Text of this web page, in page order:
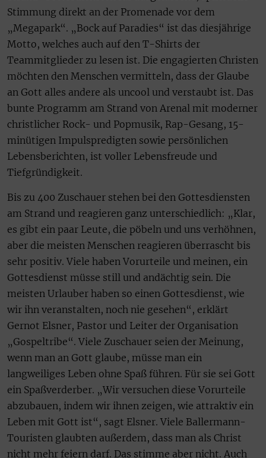
Stimmung direkt an der Promenade vor dem
„Megapark“. „Bock auf Paradies“ ist das diesjährige
Motto, welches auch auf den T-Shirts der
Teammitglieder zu lesen ist. Die engagierten Christen
möchten den Menschen vermitteln, dass der Glaube
an Gott alles andere als uncool und verstaubt ist. Das
bunte Programm am Strand von Arenal mit moderner
christlicher Rock- und Popmusik, Rap-Gesang, 15-
minütigen Impulspredigten sowie persönlichen
Lebensberichten, ist voller Lebensfreude und
Tiefgründigkeit.
Bis zu 400 Zuschauer stehen bei den Gottesdiensten
am Strand und reagieren ganz unterschiedlich: „Klar,
es gibt ein paar Leute, die pöbeln und uns verhöhnen,
aber die meisten Menschen reagieren überrascht bis
sehr positiv. Viele haben Vorurteile und meinen, ein
Gottesdienst müsse still und andächtig sein. Die
meisten Urlauber haben so einen Gottesdienst, wie
wir ihn veranstalten, noch nie gesehen“, erklärt
Gernot Elsner, Pastor und Leiter der Organisation
„Gospeltribe“. Viele Zuschauer seien der Meinung,
wenn man an Gott glaube, müsse man ein
langweiliges Leben ohne Spaß führen. Für sie sei Gott
ein Spaßverderber. „Wir versuchen diese Vorurteile
abzubauen, indem wir ihnen zeigen, wie attraktiv ein
Leben mit Gott ist“, sagt Elsner. Viele Ballermann-
Touristen glaubten außerdem, dass man als Christ
nicht mehr feiern darf. Das stimme aber nicht. Auch